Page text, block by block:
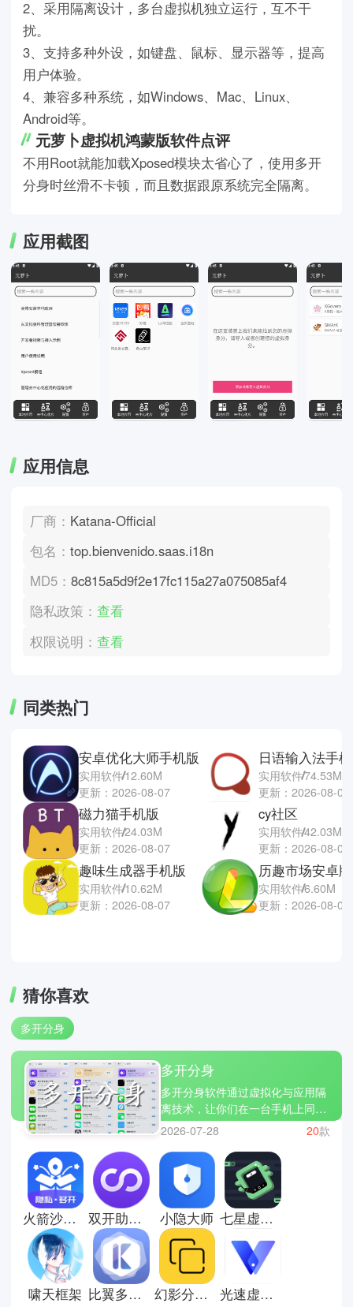
2、采用隔离设计，多台虚拟机独立运行，互不干
扰。
3、支持多种外设，如键盘、鼠标、显示器等，提高
用户体验。
4、兼容多种系统，如Windows、Mac、Linux、
Android等。
元萝卜虚拟机鸿蒙版软件点评
不用Root就能加载Xposed模块太省心了，使用多开
分身时丝滑不卡顿，而且数据跟原系统完全隔离。
应用截图
应用信息
厂商： Katana-Official
包名：top.bienvenido.saas.i18n
MD5：8c815a5d9f2e17fc115a27a075085af4
隐私政策：查看
权限说明：查看
同类热门
安卓优化大师手机版
实用软件12.60M
更新：2026-08-07
磁力猫手机版
实用软件24.03M
更新：2026-08-07
趣味生成器手机版
实用软件10.62M
更新：2026-08-07
日语输入法手
实用软件74.53M
更新：2026-08-06
cy社区
实用软件42.03M
更新：2026-08-06
历趣市场安卓版
实用软件6.60M
更新：2026-08-06
猜你喜欢
多开分身
多开分身
多开分身软件通过虚拟化与应用隔
离技术，让你们在一台手机上同时
登录多个账号，轻松将生活与工作
进行分离。这类软件普遍高兼容与
流畅的体验，为每个账号都有隐私
保护与独立空间。今天小编整理了
几款挺不错的多看分身软件，如小
丫分身、比翼多开、无尽分身等
等，让你们实现高效管理多账号的
便捷。
2026-07-28 20款
火箭沙盒隐私空间 双开助手纯净版 小隐大师 七星虚拟机
啸天框架 比翼多开安卓版 幻影分身安卓版 光速虚拟机